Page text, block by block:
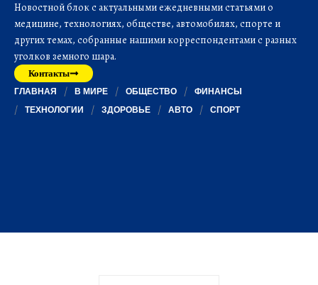
Новостной блок с актуальными ежедневными статьями о
медицине, технологиях, обществе, автомобилях, спорте и
других темах, собранные нашими корреспондентами с разных
уголков земного шара.
Контакты
ГЛАВНАЯ В МИРЕ ОБЩЕСТВО
ФИНАНСЫ
ТЕХНОЛОГИИ
ЗДОРОВЬЕ АВТО СПОРТ